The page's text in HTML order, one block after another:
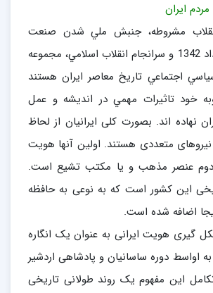
مشروطه، جنبش ملي شدن صنعت
نفت، قيام 15 خرداد 1342 و سرانجام انقلاب اسلامي، مجموعه
اجتماعي تاريخ معاصر ايران هستند
خود تاثيرات مهمي در انديشه و عمل
نهاده اند. بصورت کلی ایرانیان از لحاظ
متعددی هستند. اولین آنها هویت
عنصر مذهب و یا مکتب تشیع است.
این کشور است که به نوعی به حافظه
اضافه شده است.
گیری هویت ایرانی به عنوان یک انگاره
اواسط دوره ساسانیان و پادشاهی اردشیر
این مفهوم یک روند طولانی تاریخی